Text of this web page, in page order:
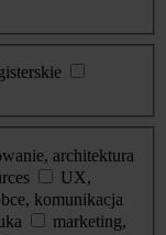
architektura
UX,
komunikacja
marketing,